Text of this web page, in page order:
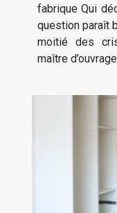
fabrique Qui
question paraît
moitié des
maître